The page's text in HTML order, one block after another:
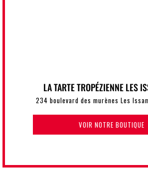
LA TARTE TROPÉZIENNE LES
234 boulevard des murènes Les
VOIR NOTRE BOUTIQUE